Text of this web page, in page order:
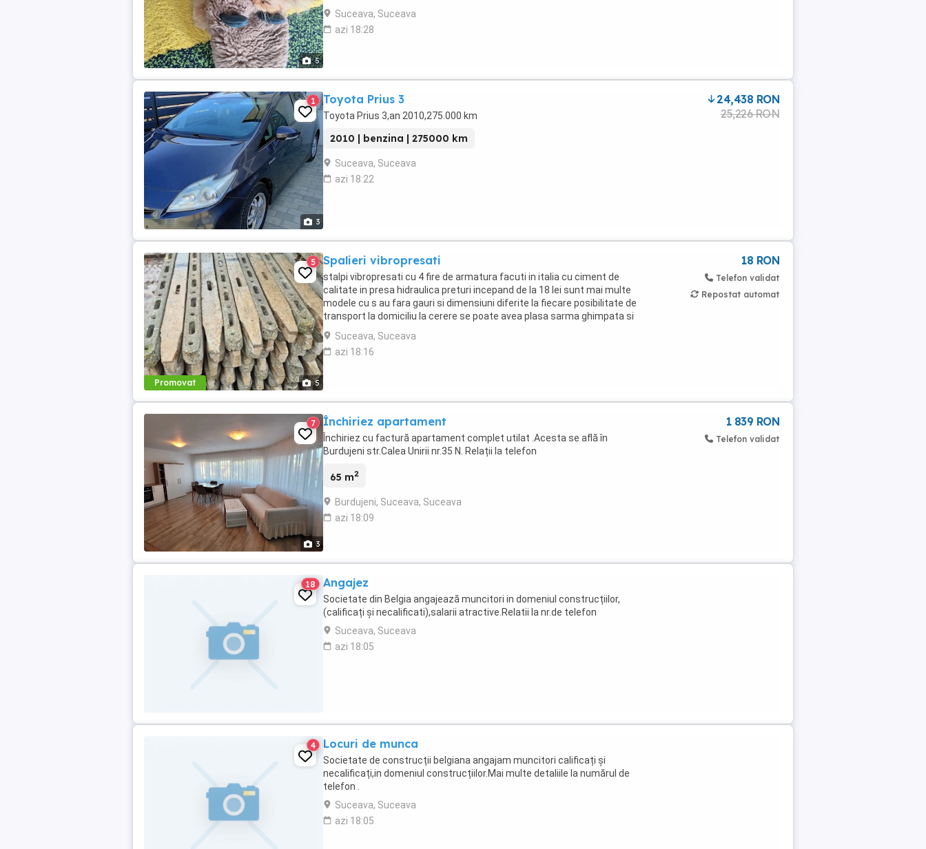
5
contactați pe whatsapp. Deținem ...
Suceava, Suceava
azi 18:28
3
1 Toyota Prius 3
Toyota Prius 3,an 2010,275.000 km
2010 | benzina | 275000 km
Suceava, Suceava
azi 18:22
24,438 RON
25,226 RON
Promovat 5
5 Spalieri vibropresati
stalpi vibropresati cu 4 fire de armatura facuti in italia cu ciment de
calitate in presa hidraulica preturi incepand de la 18 lei sunt mai multe
modele cu s au fara gauri si dimensiuni diferite la fiecare posibilitate de
transport la domiciliu la cerere se poate avea plasa sarma ghimpata si
echipa ...
Suceava, Suceava
azi 18:16
18 RON
Telefon validat
Repostat automat
3
7 Închiriez apartament
Închiriez cu factură apartament complet utilat .Acesta se află în
Burdujeni str.Calea Unirii nr.35 N. Relații la telefon
65 m2
Burdujeni, Suceava, Suceava
azi 18:09
1 839 RON
Telefon validat
18 Angajez
Societate din Belgia angajează muncitori in domeniul construcțiilor,
(calificați și necalificati),salarii atractive.Relatii la nr.de telefon
Suceava, Suceava
azi 18:05
4 Locuri de munca
Societate de construcții belgiana angajam muncitori calificați și
necalificați,in domeniul construcțiilor.Mai multe detaliile la numărul de
telefon .
Suceava, Suceava
azi 18:05